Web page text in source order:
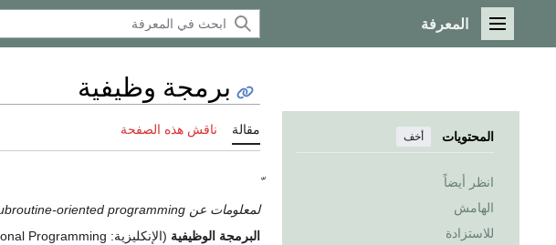
القائمة الرئيسية
المعرفة
المحتويات أخف
انظر أيضاً
الهامش
للاستزادة
برمجة وظيفية
مقالة ناقش هذه الصفحة
لمعلومات عن subroutine-oriented programming، انظر
البرمجة الوظيفية